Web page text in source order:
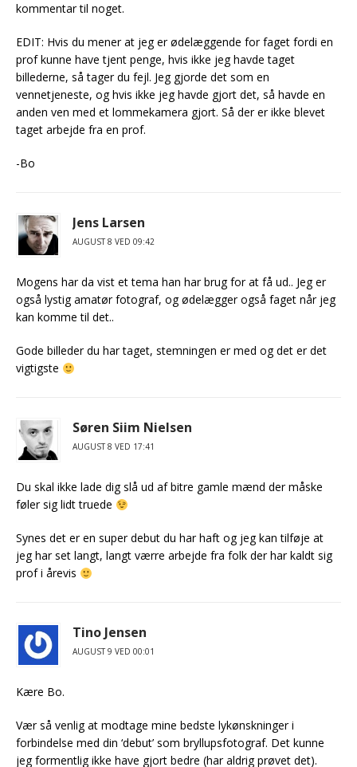
kommentar til noget.
EDIT: Hvis du mener at jeg er ødelæggende for faget fordi en
prof kunne have tjent penge, hvis ikke jeg havde taget
billederne, så tager du fejl. Jeg gjorde det som en
vennetjeneste, og hvis ikke jeg havde gjort det, så havde en
anden ven med et lommekamera gjort. Så der er ikke blevet
taget arbejde fra en prof.
-Bo
Jens Larsen
AUGUST 8 VED 09:42
Mogens har da vist et tema han har brug for at få ud.. Jeg er
også lystig amatør fotograf, og ødelægger også faget når jeg
kan komme til det..
Gode billeder du har taget, stemningen er med og det er det
vigtigste
Søren Siim Nielsen
AUGUST 8 VED 17:41
Du skal ikke lade dig slå ud af bitre gamle mænd der måske
føler sig lidt truede
Synes det er en super debut du har haft og jeg kan tilføje at
jeg har set langt, langt værre arbejde fra folk der har kaldt sig
prof i årevis
Tino Jensen
AUGUST 9 VED 00:01
Kære Bo.
Vær så venlig at modtage mine bedste lykønskninger i
forbindelse med din ‘debut’ som bryllupsfotograf. Det kunne
jeg formentlig ikke have gjort bedre (har aldrig prøvet det).